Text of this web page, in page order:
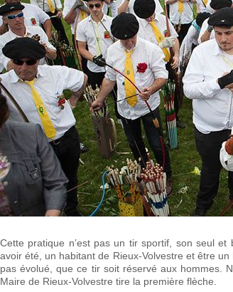
Cette pratique n’est pas un tir sportif, son seul
avoir été, un habitant de Rieux-Volvestre et être
pas évolué, que ce tir soit réservé aux hommes.
Maire de Rieux-Volvestre tire la première flèche.